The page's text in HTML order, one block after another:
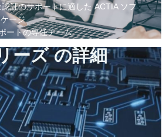
証のサポートに適した ACTIA ソフ
ージ
ートの専任チーム
ーズ の詳細